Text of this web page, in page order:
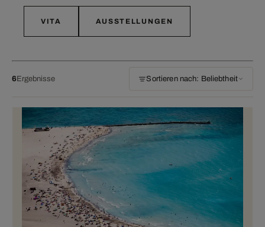
VITA AUSSTELLUNGEN
6Ergebnisse Sortieren nach: Beliebtheit